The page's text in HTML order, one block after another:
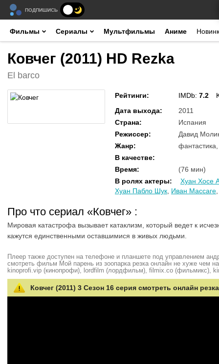
ПОДПИШИСЬ
Фильмы Сериалы Мультфильмы Аниме
Ковчег (2011) HD Rezka
El barco
Рейтинги: IMDb: 7.2
Дата выхода:
2011
Страна:
Испания
Режиссер:
Давид
Жанр:
В качестве:
Время:
(76 мин)
В ролях актеры:
Хуан Хосе
Хуан Пабло Шук Иван Массаге
Про что сериал «Ковчег» :
Мировая катастрофа вызывает катаклизм, который ведет к
кажутся единственными оставшимися в живых людьми.
Плеер также доступен на телефоне и планшете под управлением
смотреть фильм Мой парень из зоопарка резка онлайн не хуже чем
kinoprofi.vip (кинопрофи), lordfilm (лордфильм), filmix.co (фильмикс),
Ковчег (2011) 3 Сезон 16 серия смотреть онлайн резка